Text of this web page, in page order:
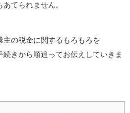
てられません。
主の税金に関するもろもろを
続きから順追ってお伝えしていきま